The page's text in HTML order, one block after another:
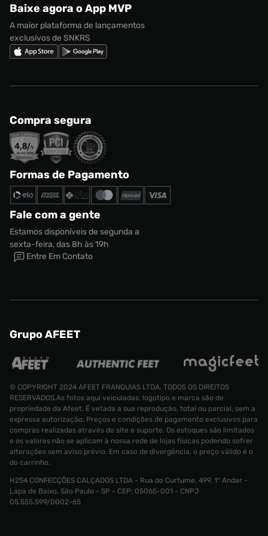
Nike Shox
Regulamento Cupom
Baixe agora o App MVP
A maior plataforma de lançamentos
exclusivos de SNKRS
Compra segura
Formas de Pagamento
Fale com a gente
Estamos disponíveis de segunda a
sexta-feira, das 8h às 19h
Entre Em Contato
Grupo AFEET
© COPYRIGHT 2024 AFEET FRANQUIAS LTDA. TODOS OS DIREITOS
RESERVADOS.As fotos aqui veiculadas, logotipo e marca são de
propriedade da Afeet. É vetada a sua reprodução, total ou parcial, sem a
expressa autorização. Preços e condições de pagamento exclusivos para
compras realizadas através do site e suporte. Os estoques são limitados
e os valores não se aplicam à nossa rede de lojas físicas podendo sofrer
alterações sem aviso prévio. Em caso de divergência, o preço válido é o
do carrinho.
H2S4 CONFECÇÕES CALÇADOS LTDA - Rua do Curtume, 499, 1° Andar -
Lapa de Baixo, São Paulo - SP - CEP: 05065-001 - CNPJ
05.555.599/0002-65